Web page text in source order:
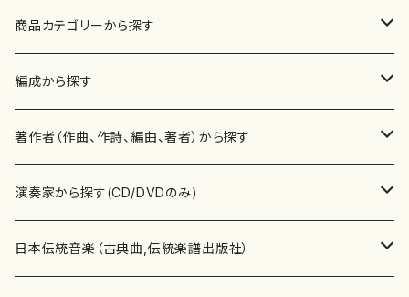
商品カテゴリーから探す
楽譜
書籍
書籍
テキストブック
CD・DVD
チケット
編成から探す
邦楽器
箏・琴（ソロ）
箏・琴（合奏）
合唱
混声合唱
歌・声
著作者（作曲、作詩、編曲、著者）から探す
あ行
青木省三(アオキ ショウゾウ)
か行
演奏家から探す(CD/DVDのみ)
邦楽（箏、三味線、尺八等）演奏家
日本伝統音楽（古典曲,伝統楽譜出版社）